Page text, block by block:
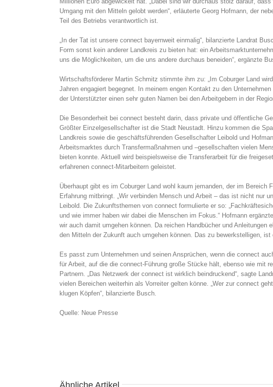
Umgang mit den Mitteln gelobt werden“, erläuterte Georg Hofmann, der
Teil des Betriebs verantwortlich ist.
„In der Tat ist unsere connect bayernweit einmalig“, bilanzierte Landrat
Form sonst kein anderer Landkreis zu bieten hat: ein
uns die Möglichkeiten, um die uns andere durchaus beneiden“, ergänzte
Wirtschaftsförderer Martin Schmitz stimmte ihm zu: „Im Coburger Land
Jahren engagiert begegnet. In meinem engen Kontakt zu den
der Unterstützter einen sehr guten Namen bei den Arbeitgebern in der
Die Besonderheit bei connect besteht darin, dass private und öffentliche
Größter Einzelgesellschafter ist die Stadt Neustadt. Hinzu kommen die
Landkreis sowie die geschäftsführenden Gesellschafter Leibold und
Arbeitsmarktes durch Transfermaßnahmen und –gesellschaften vielen
bieten konnte. Aktuell wird beispielsweise die Transferarbeit für die
erfahrenen connect-Mitarbeitern geleistet.
Überhaupt gibt es im Coburger Land wohl kaum jemanden, der im Bereich
Erfahrung mitbringt. „Wir verbinden Mensch und Arbeit – das ist nicht nur
Leibold. Die Zukunftsthemen von connect formulierte er so:
und wie immer haben wir dabei die Menschen im Fokus.“ Hofmann
wir auch damit umgehen können. Da reichen Handbücher und
den Mitteln der Zukunft auch umgehen können. Das zu bewerkstelligen, ist
Es passt zum Unternehmen und seinen Ansprüchen, wenn die connect
für Arbeit, auf die die connect-Führung große Stücke hält, ebenso wie mit
Partnern. „Das Netzwerk der connect ist wirklich beindruckend“, sagte
vielen Bereichen weiterhin als Vorreiter gelten könne. „Wer zur connect
klugen Köpfen“, bilanzierte Busch.
Quelle: Neue Presse